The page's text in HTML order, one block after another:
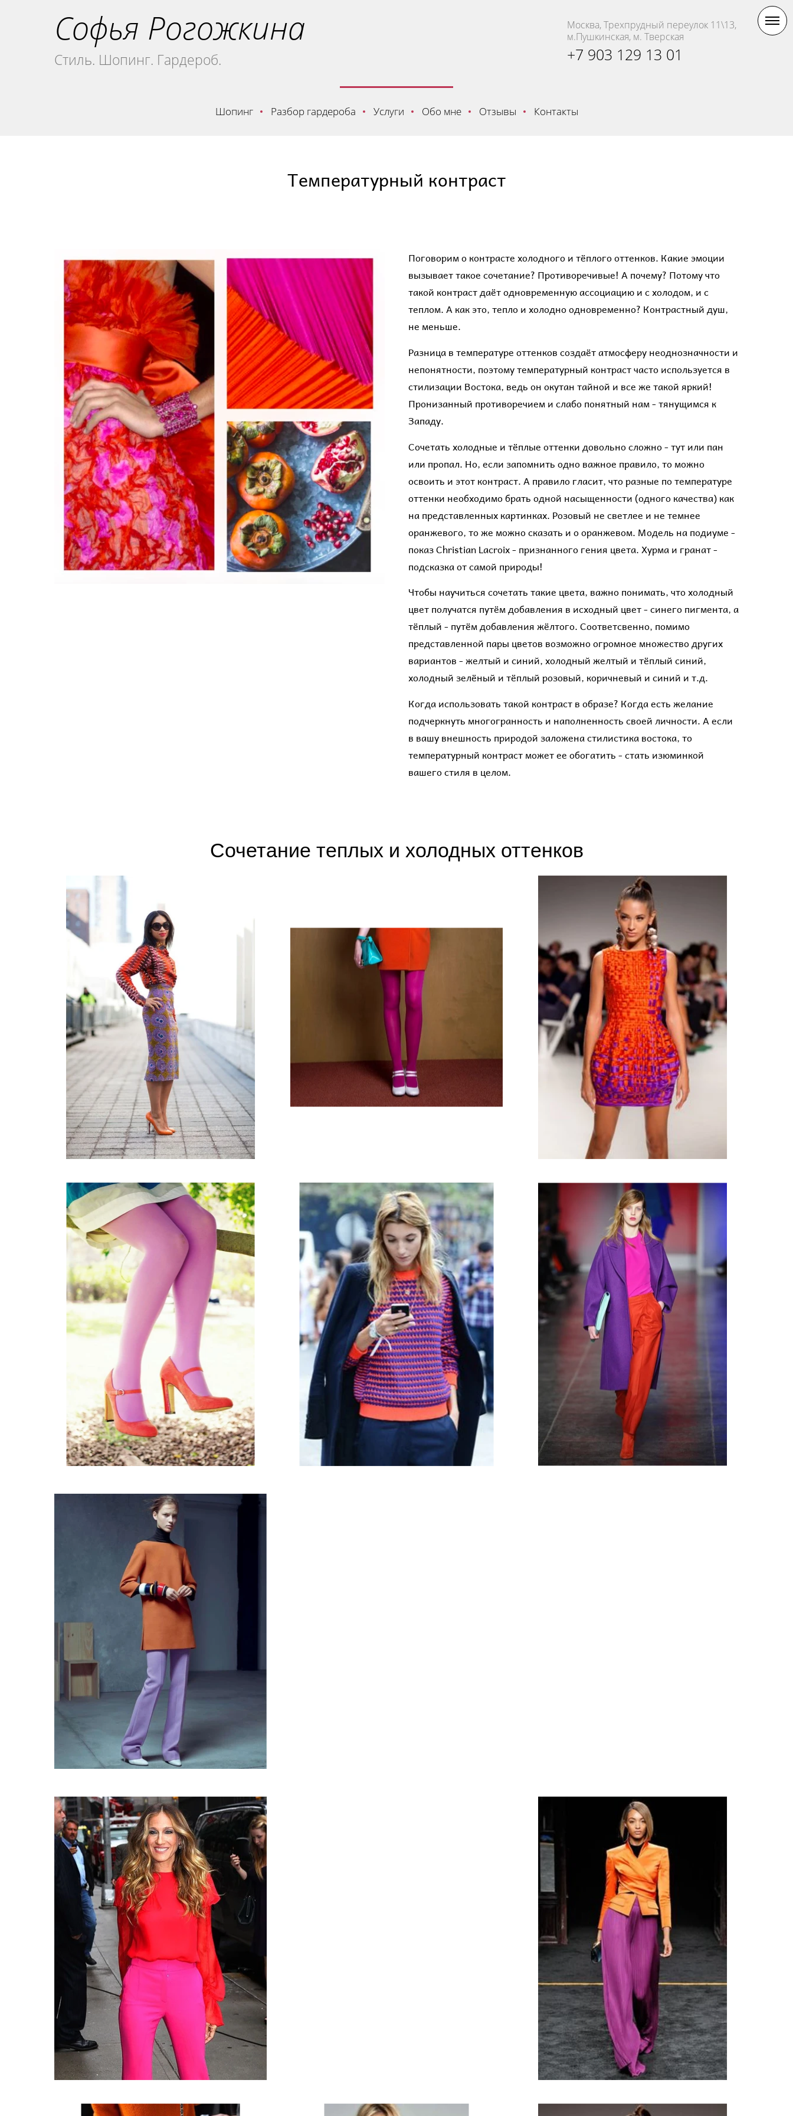
Софья Рогожкина
Стиль. Шопинг. Гардероб.
Москва, Трехпрудный переулок 11\13,
м.Пушкинская, м. Тверская
+7 903 129 13 01
Шопинг Разбор гардероба Услуги Обо мне Отзывы Контакты
Температурный контраст
Поговорим о контрасте холодного и тёплого оттенков. Какие эмоции
вызывает такое сочетание? Противоречивые! А почему? Потому что
такой контраст даёт одновременную ассоциацию и с холодом, и с
теплом. А как это, тепло и холодно одновременно? Контрастный душ,
не меньше.
Разница в температуре оттенков создаёт атмосферу неоднозначности и
непонятности, поэтому температурный контраст часто используется в
стилизации Востока, ведь он окутан тайной и все же такой яркий!
Пронизанный противоречием и слабо понятный нам - тянущимся к
Западу.
Сочетать холодные и тёплые оттенки довольно сложно - тут или пан
или пропал. Но, если запомнить одно важное правило, то можно
освоить и этот контраст. А правило гласит, что разные по температуре
оттенки необходимо брать одной насыщенности (одного качества) как
на представленных картинках. Розовый не светлее и не темнее
оранжевого, то же можно сказать и о оранжевом. Модель на подиуме -
показ Christian Lacroix - признанного гения цвета. Хурма и гранат -
подсказка от самой природы!
Чтобы научиться сочетать такие цвета, важно понимать, что холодный
цвет получатся путём добавления в исходный цвет - синего пигмента, а
тёплый - путём добавления жёлтого. Соответсвенно, помимо
представленной пары цветов возможно огромное множество других
вариантов - желтый и синий, холодный желтый и тёплый синий,
холодный зелёный и тёплый розовый, коричневый и синий и т.д.
Когда использовать такой контраст в образе? Когда есть желание
подчеркнуть многогранность и наполненность своей личности. А если
в вашу внешность природой заложена стилистика востока, то
температурный контраст может ее обогатить - стать изюминкой
вашего стиля в целом.
Сочетание теплых и холодных оттенков